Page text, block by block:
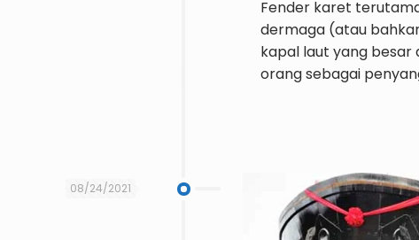
Fender karet
dermaga (atau
kapal laut yang besar
orang sebagai
08/24/2021